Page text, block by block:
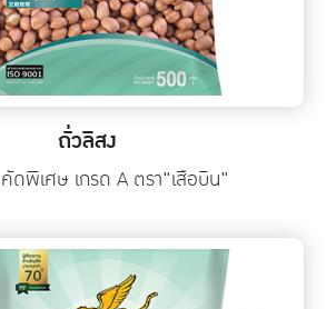
ถั่วลิสง
ดพิเศษ เกรด A ตรา"เสือบิน"